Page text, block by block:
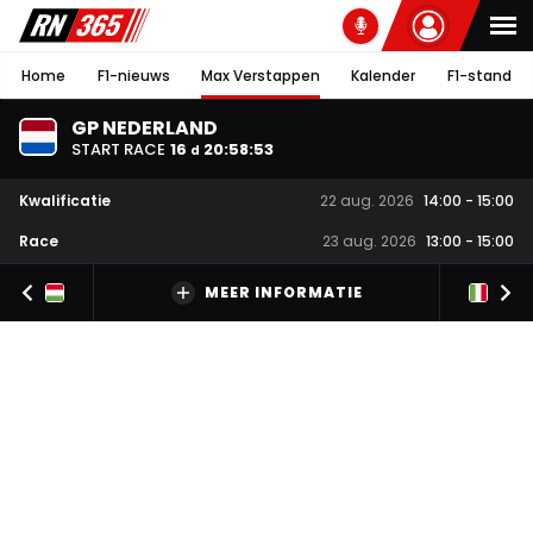
Home F1-nieuws Max Verstappen Kalender F1-stand
GP NEDERLAND
START RACE 16 d 20:58:53
Kwalificatie 22 aug. 2026 14:00 - 15:00
Race
23 aug. 2026 13:00 - 15:00
MEER INFORMATIE